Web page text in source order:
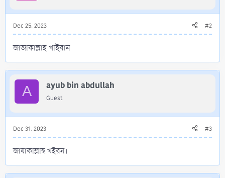
:
Dec 25, 2023 #2
জাজাকাল্লাহ খাইরান
A ayub bin abdullah
Guest
Dec 31, 2023 #3
জাযাকাল্লাহু খইরন।